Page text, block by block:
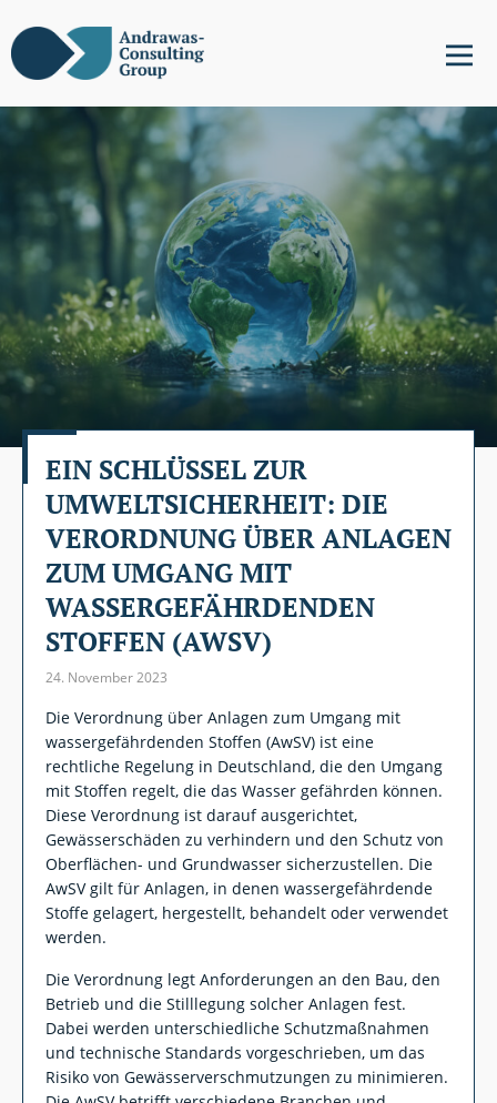
EIN SCHLÜSSEL ZUR
UMWELTSICHERHEIT: DIE
VERORDNUNG ÜBER ANLAGEN
ZUM UMGANG MIT
WASSERGEFÄHRDENDEN
STOFFEN (AWSV)
24. November 2023
Die Verordnung über Anlagen zum Umgang mit
wassergefährdenden Stoffen (AwSV) ist eine
rechtliche Regelung in Deutschland, die den Umgang
mit Stoffen regelt, die das Wasser gefährden können.
Diese Verordnung ist darauf ausgerichtet,
Gewässerschäden zu verhindern und den Schutz von
Oberflächen- und Grundwasser sicherzustellen. Die
AwSV gilt für Anlagen, in denen wassergefährdende
Stoffe gelagert, hergestellt, behandelt oder verwendet
werden.
Die Verordnung legt Anforderungen an den Bau, den
Betrieb und die Stilllegung solcher Anlagen fest.
Dabei werden unterschiedliche Schutzmaßnahmen
und technische Standards vorgeschrieben, um das
Risiko von Gewässerverschmutzungen zu minimieren.